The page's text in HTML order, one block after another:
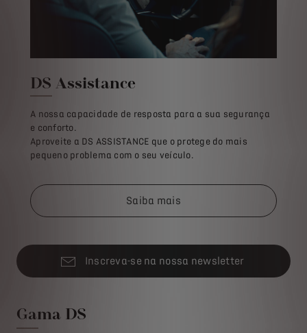
DS Assistance
A nossa capacidade de resposta para a sua segurança
e conforto.
Aproveite a DS ASSISTANCE que o protege do mais
pequeno problema com o seu veículo.
Saiba mais
Inscreva-se na nossa newsletter
Gama DS